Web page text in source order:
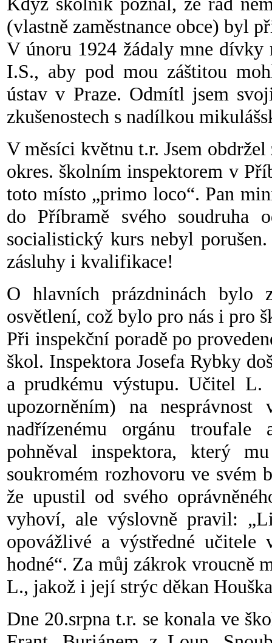
(vlastně zaměstnance obce) byl
V únoru 1924 žádaly mne
I.S., aby pod mou záštitou
ústav v Praze. Odmítl jsem
zkušenostech s nadílkou
V měsíci květnu t.r. Jsem
okres. školním inspektorem v
toto místo „primo loco“. Pan
do Příbramě svého soudruha
socialistický kurs nebyl
zásluhy i kvalifikace!
O hlavních prázdninách bylo
osvětlení, což bylo pro nás i pro
Při inspekční poradě po
škol. Inspektora Josefa Rybky
a prudkému výstupu. Učitel L.
upozorněním) na
nadřízenému orgánu
pohněval inspektora, který
soukromém rozhovoru ve svém
že upustil od svého
vyhoví, ale výslovně pravil:
opovážlivé a výstředné učitele
hodné“. Za můj zákrok vroucně
L., jakož i její strýc děkan
Dne 20.srpna t.r. se konala ve